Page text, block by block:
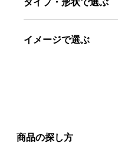
イメージで選ぶ
商品の探し方